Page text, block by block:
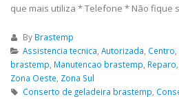
que mais utiliza * Telefone * Não fique
By Brastemp
Assistencia tecnica, Autorizada, Centro,
brastemp, Manutencao brastemp, Reparo,
Zona Oeste, Zona Sul
Conserto de geladeira brastemp,